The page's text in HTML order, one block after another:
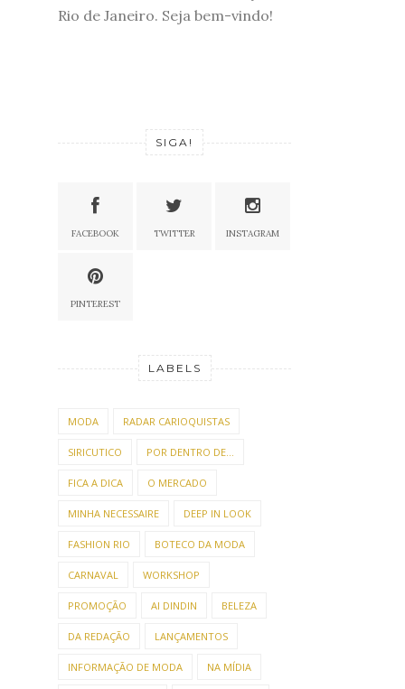
Rio de Janeiro. Seja bem-vindo!
SIGA!
FACEBOOK TWITTER INSTAGRAM
PINTEREST
LABELS
MODA RADAR CARIOQUISTAS
SIRICUTICO POR DENTRO DE...
FICA A DICA O MERCADO
MINHA NECESSAIRE DEEP IN LOOK
FASHION RIO BOTECO DA MODA
CARNAVAL WORKSHOP
PROMOÇÃO AI DINDIN BELEZA
DA REDAÇÃO LANÇAMENTOS
INFORMAÇÃO DE MODA NA MÍDIA